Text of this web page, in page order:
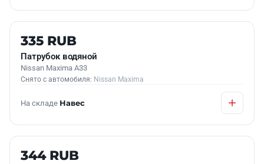
Б/У В НАЛИЧИИ
335 RUB
Патрубок водяной
Nissan Maxima A33
Снято с автомобиля: Nissan Maxima
На складе Навес
Б/У В НАЛИЧИИ
344 RUB